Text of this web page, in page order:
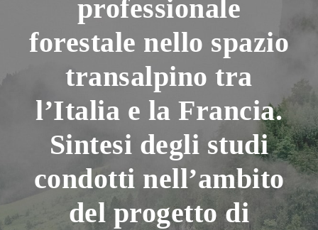
professionale
forestale nello spazio
transalpino tra
l’Italia e la Francia.
Sintesi degli studi
condotti nell’ambito
del progetto di